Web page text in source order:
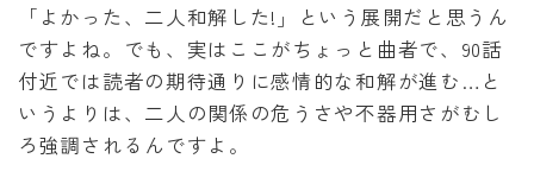
「よかった、二人和解した!」という展開だと思うん
ですよね。でも、実はここがちょっと曲者で、90話
付近では読者の期待通りに感情的な和解が進む…と
いうよりは、二人の関係の危うさや不器用さがむし
ろ強調されるんですよ。